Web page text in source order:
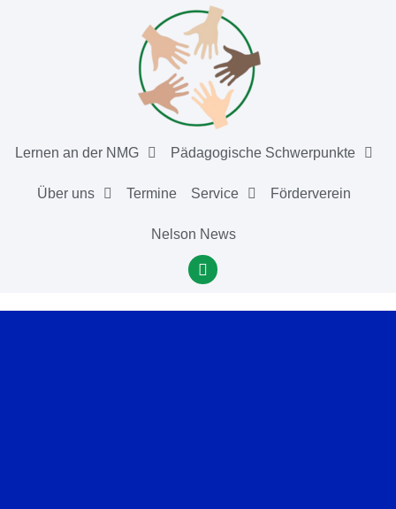
Lernen an der NMG Pädagogische Schwerpunkte
Über uns Termine Service Förderverein
Nelson News